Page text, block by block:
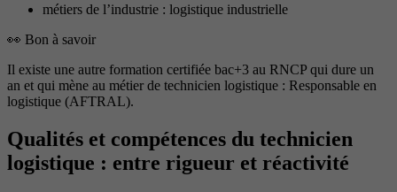
métiers de l’industrie : logistique industrielle
👀 Bon à savoir
Il existe une autre formation certifiée bac+3 au RNCP qui dure un
an et qui mène au métier de technicien logistique : Responsable en
logistique (AFTRAL).
Qualités et compétences du technicien
logistique : entre rigueur et réactivité